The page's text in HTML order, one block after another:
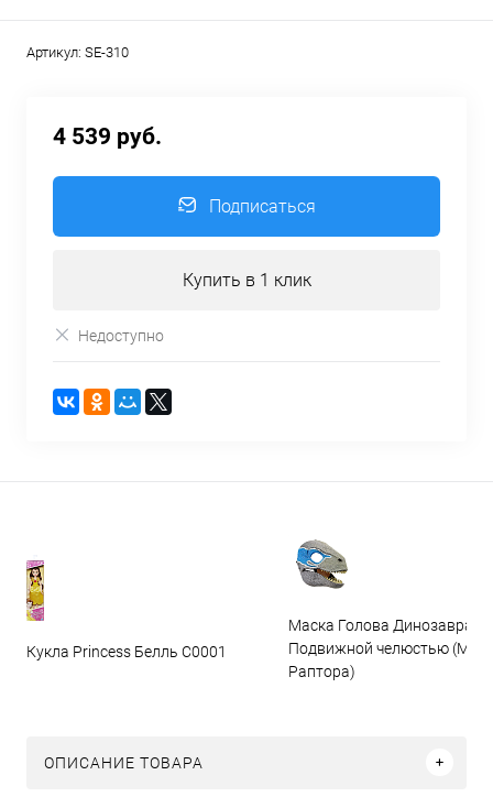
Артикул: SE-310
4 539 руб.
Подписаться
Купить в 1 клик
Недоступно
Кукла Princess Белль C0001
Маска Голова Динозавра с
Подвижной челюстью
Раптора)
ОПИСАНИЕ ТОВАРА